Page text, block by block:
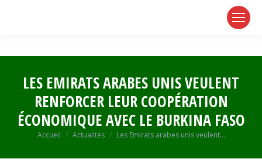
LES EMIRATS ARABES UNIS VEULENT
RENFORCER LEUR COOPÉRATION
ÉCONOMIQUE AVEC LE BURKINA FASO
Vous êtes ici :
Accueil Actualités Les Emirats arabes unis veulent…